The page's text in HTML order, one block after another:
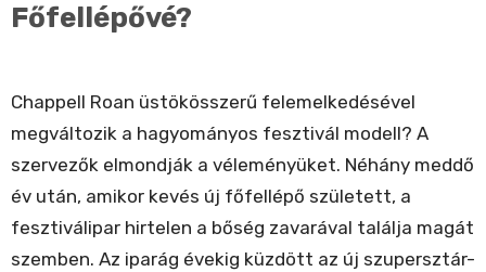
Főfellépővé?
Chappell Roan üstökösszerű felemelkedésével
megváltozik a hagyományos fesztivál modell? A
szervezők elmondják a véleményüket. Néhány meddő
év után, amikor kevés új főfellépő született, a
fesztiválipar hirtelen a bőség zavarával találja magát
szemben. Az iparág évekig küzdött az új szupersztár-